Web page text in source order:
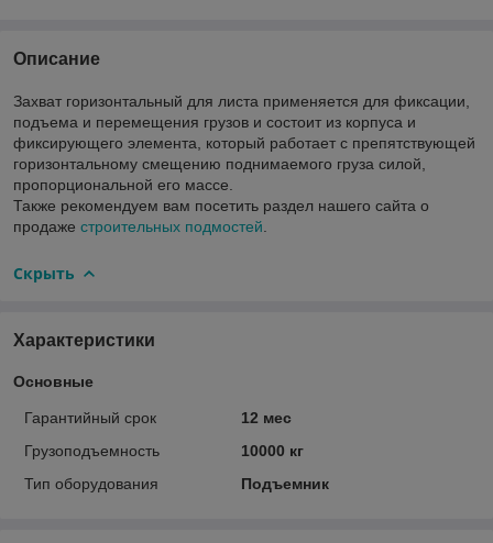
Описание
Захват горизонтальный для листа применяется для фиксации,
подъема и перемещения грузов и состоит из корпуса и
фиксирующего элемента, который работает с препятствующей
горизонтальному смещению поднимаемого груза силой,
пропорциональной его массе.
Также рекомендуем вам посетить раздел нашего сайта о
продаже строительных подмостей
Скрыть
Характеристики
Основные
Гарантийный срок
12 мес
Грузоподъемность
10000 кг
Тип оборудования
Подъемник